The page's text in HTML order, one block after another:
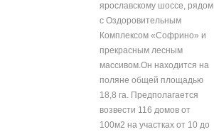
ярославскому шоссе, рядом
с Оздоровительным
Комплексом «Софрино» и
прекрасным лесным
массивом.Он находится на
поляне общей площадью
18,8 га. Предполагается
возвести 116 домов от
100м2 на участках от 10 до